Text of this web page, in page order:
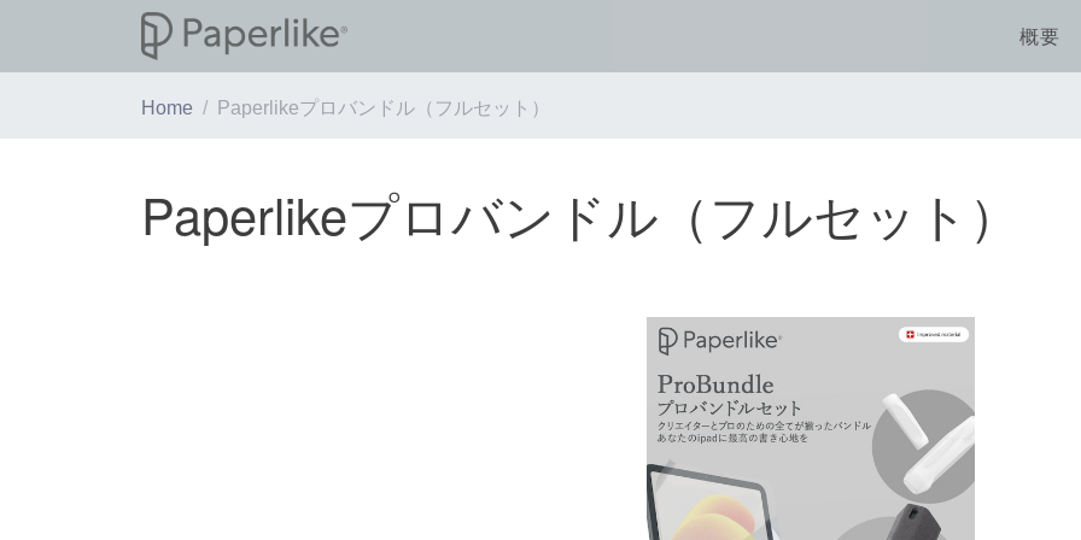
概要
Home Paperlikeプロバンドル（フルセット）
Paperlikeプロバンドル（フルセット）